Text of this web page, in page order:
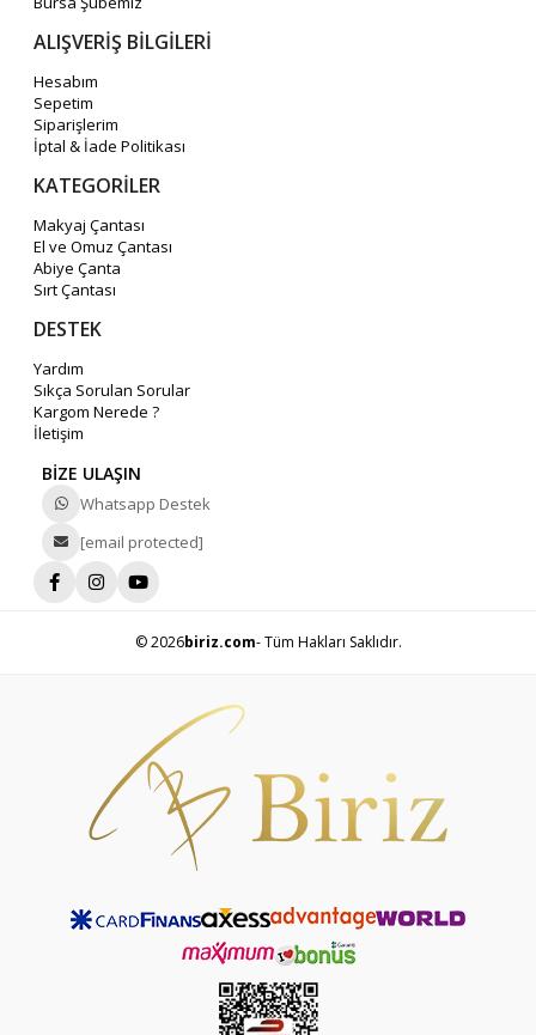
ALIŞVERİŞ BİLGİLERİ
Hesabım
Sepetim
Siparişlerim
İptal & İade Politikası
KATEGORİLER
Makyaj Çantası
El ve Omuz Çantası
Abiye Çanta
Sırt Çantası
DESTEK
Yardım
Sıkça Sorulan Sorular
Kargom Nerede ?
İletişim
BİZE ULAŞIN
Whatsapp Destek
[email protected]
© 2026biriz.com- Tüm Hakları Saklıdır.